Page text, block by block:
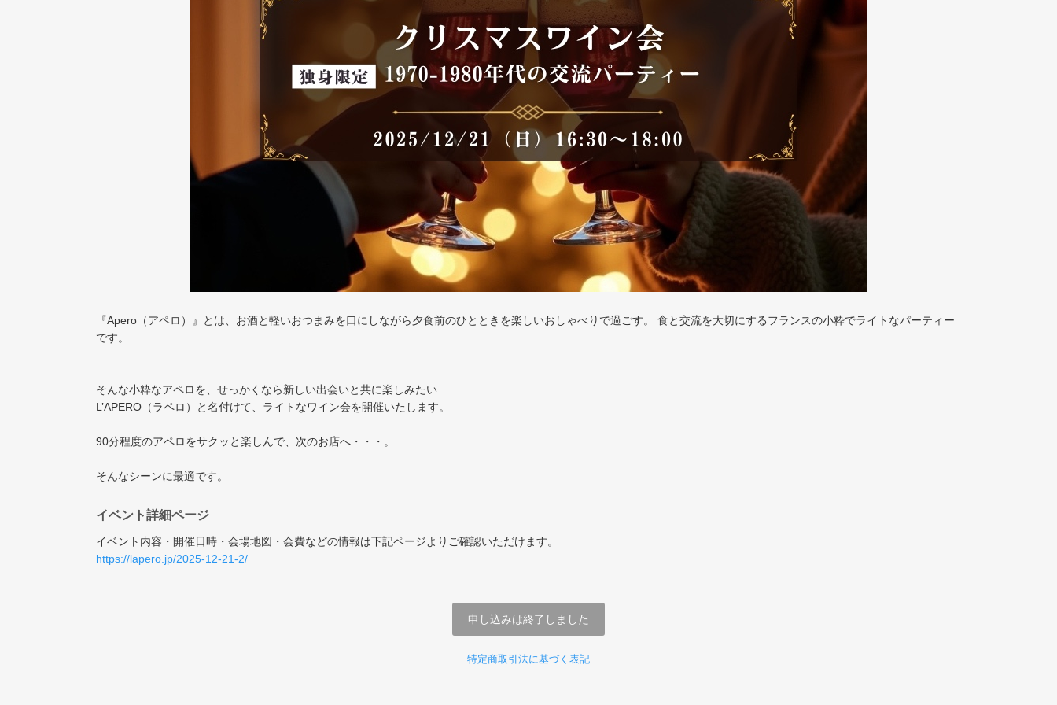
『Apero（アペロ）』とは、お酒と軽いおつまみを口にしながら夕食前のひとときを楽しいおしゃべりで過ごす。 食と交流を大切にするフランスの小粋でライトなパーティー
です。
そんな小粋なアペロを、せっかくなら新しい出会いと共に楽しみたい…
L’APERO（ラペロ）と名付けて、ライトなワイン会を開催いたします。
90分程度のアペロをサクッと楽しんで、次のお店へ・・・。
そんなシーンに最適です。
イベント詳細ページ
イベント内容・開催日時・会場地図・会費などの情報は下記ページよりご確認いただけます。
https://lapero.jp/2025-12-21-2/
申し込みは終了しました
特定商取引法に基づく表記